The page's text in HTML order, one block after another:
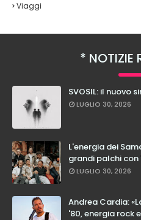
Viaggi
NOTIZIE
SVOSIL: il nuovo
LUGLIO 30, 2026
L'energia dei
grandi palchi con
LUGLIO 30, 2026
Andrea Cardia:
'80, energia rock